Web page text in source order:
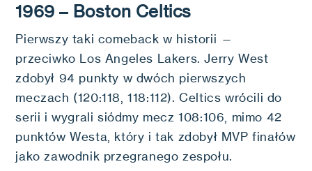
1969 – Boston Celtics
Pierwszy taki comeback w historii —
przeciwko Los Angeles Lakers. Jerry West
zdobył 94 punkty w dwóch pierwszych
meczach (120:118, 118:112). Celtics wrócili do
serii i wygrali siódmy mecz 108:106, mimo 42
punktów Westa, który i tak zdobył MVP finałów
jako zawodnik przegranego zespołu.